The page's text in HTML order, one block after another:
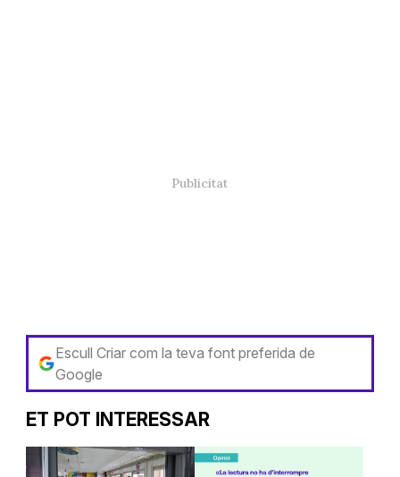
Escull Criar com la teva font preferida de
Google
ET POT INTERESSAR